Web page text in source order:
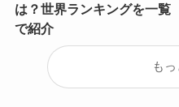
は？世界ランキングを一覧
で紹介
も